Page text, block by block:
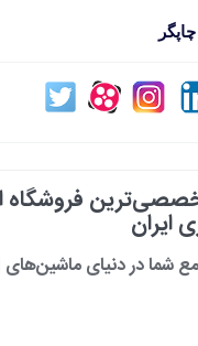
فروشگاه
ایران
شما در دنیای ماشین‌های
و سازمان‌ها برای افزایش